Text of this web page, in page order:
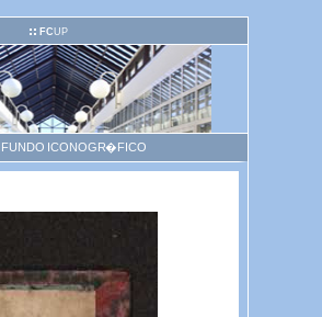
FCUP
FUNDO ICONOGR�FICO